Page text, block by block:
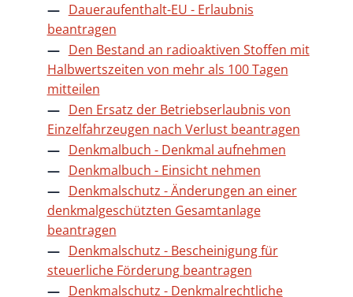
Daueraufenthalt-EU - Erlaubnis
beantragen
Den Bestand an radioaktiven Stoffen mit
Halbwertszeiten von mehr als 100 Tagen
mitteilen
Den Ersatz der Betriebserlaubnis von
Einzelfahrzeugen nach Verlust beantragen
Denkmalbuch - Denkmal aufnehmen
Denkmalbuch - Einsicht nehmen
Denkmalschutz - Änderungen an einer
denkmalgeschützten Gesamtanlage
beantragen
Denkmalschutz - Bescheinigung für
steuerliche Förderung beantragen
Denkmalschutz - Denkmalrechtliche